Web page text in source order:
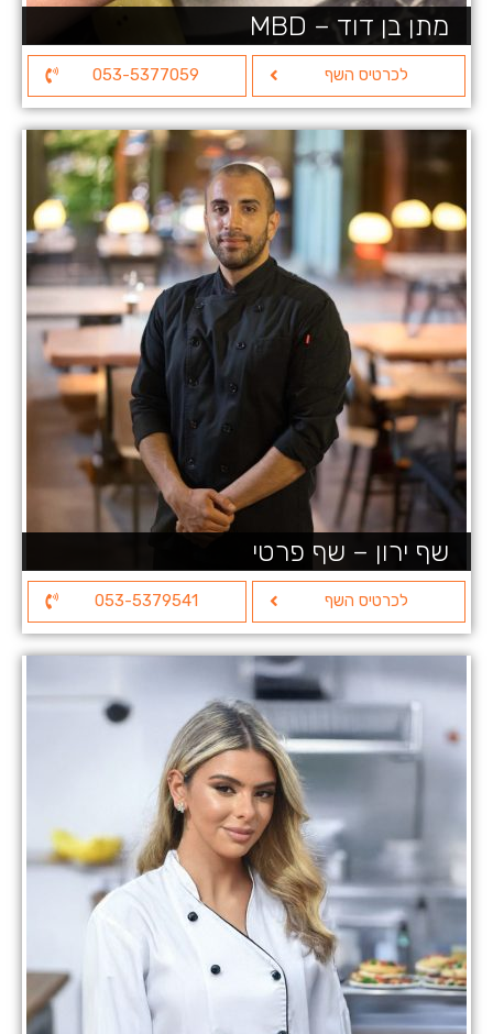
מתן בן דוד – MBD
לכרטיס השף 053-5377059
שף ירון – שף פרטי
לכרטיס השף 053-5379541